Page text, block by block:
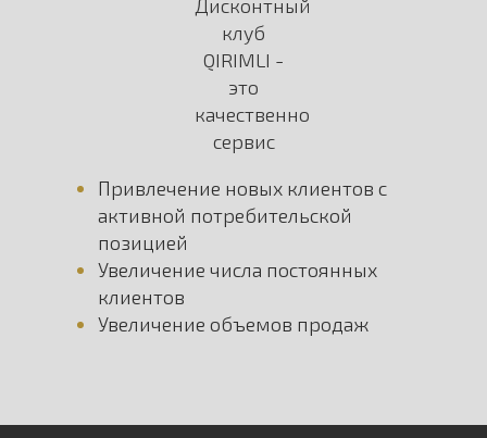
Привлечение новых клиентов с
активной потребительской
позицией
Увеличение числа постоянных
клиентов
Увеличение объемов продаж